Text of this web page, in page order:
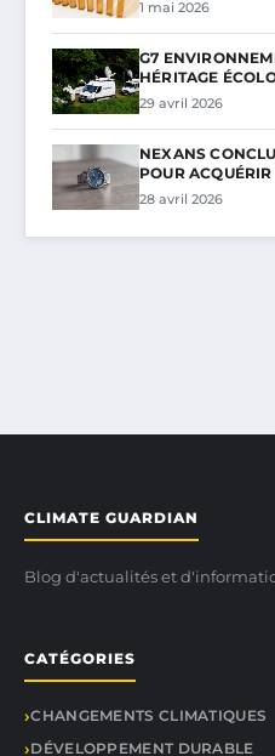
1 mai 2026
G7
HÉRITAGE
29 avril 2026
NEXANS
POUR
28 avril 2026
CLIMATE GUARDIAN
Blog d'actualités et
CATÉGORIES
CHANGEMENTS CLIMATIQUES
DÉVELOPPEMENT DURABLE